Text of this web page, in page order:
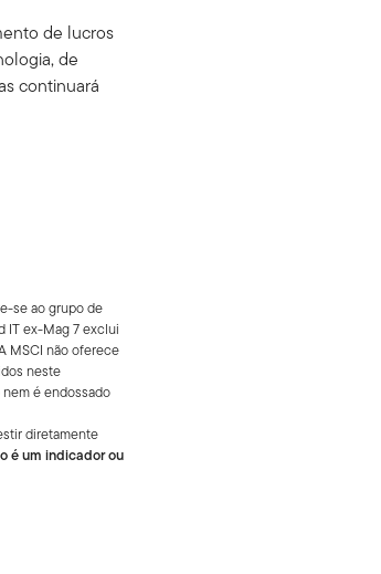
de lucros
de
continuará
se ao grupo de
IT ex-Mag 7 exclui
MSCI não oferece
neste
é endossado
diretamente
é um indicador ou